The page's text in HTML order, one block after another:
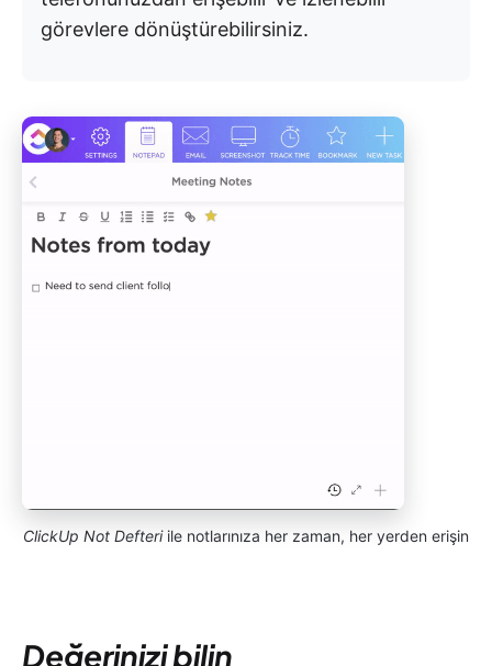
görevlere dönüştürebilirsiniz.
ClickUp Not Defteriile notlarınıza her zaman, her yerden erişin
Değerinizi bilin